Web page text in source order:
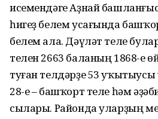
исемендәге Аҙнай
һигеҙ белем усағында
белем ала. Дәүләт теле
телен 2663 баланың 1868-е
туған телдәрҙе 53
28-е – башҡорт теле һәм
сылары. Район­да уларҙың